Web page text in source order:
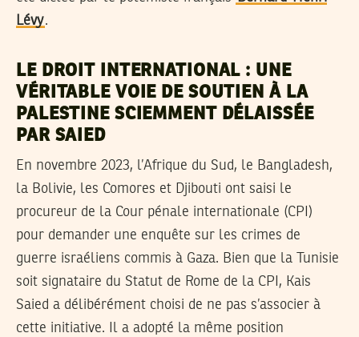
Lévy.
LE DROIT INTERNATIONAL : UNE
VÉRITABLE VOIE DE SOUTIEN À LA
PALESTINE SCIEMMENT DÉLAISSÉE
PAR SAIED
En novembre 2023, l’Afrique du Sud, le Bangladesh,
la Bolivie, les Comores et Djibouti ont saisi le
procureur de la Cour pénale internationale (CPI)
pour demander une enquête sur les crimes de
guerre israéliens commis à Gaza. Bien que la Tunisie
soit signataire du Statut de Rome de la CPI, Kais
Saied a délibérément choisi de ne pas s’associer à
cette initiative. Il a adopté la même position